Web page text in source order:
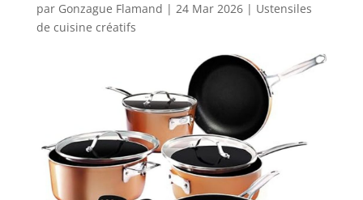
par Gonzague Flamand | 24 Mar 2026| Ustensiles
de cuisine créatifs